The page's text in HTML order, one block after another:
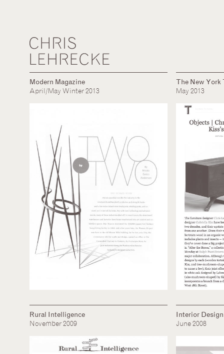
Modern Magazine
April/May Winter 2013
The New
May 2013
Rural Intelligence
November 2009
Interior
June 2008